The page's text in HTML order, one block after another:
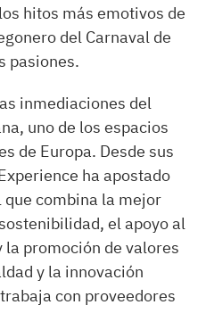
hitos más emotivos de
del Carnaval de
pasiones.
inmediaciones del
uno de los espacios
de Europa. Desde sus
ha apostado
combina la mejor
el apoyo al
promoción de valores
y la innovación
con proveedores